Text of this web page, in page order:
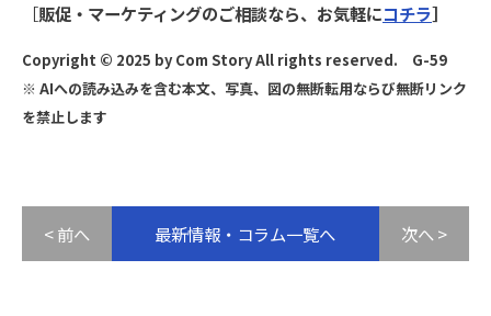
［販促・マーケティングのご相談なら、お気軽にコチラ］
Copyright © 2025 by Com Story All rights reserved. G-59
※ AIへの読み込みを含む本文、写真、図の無断転用ならび無断リンク
を禁止します
< 前へ 最新情報・コラム一覧へ 次へ >